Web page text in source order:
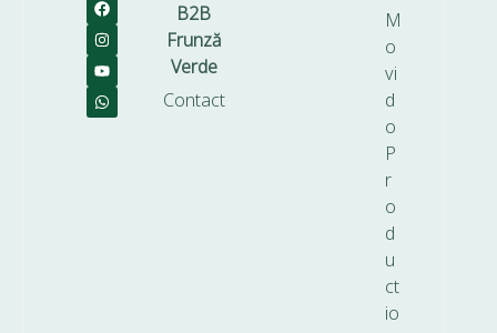
B2B
Frunză
Verde
Contact
M
o
vi
d
o
P
r
o
d
u
ct
io